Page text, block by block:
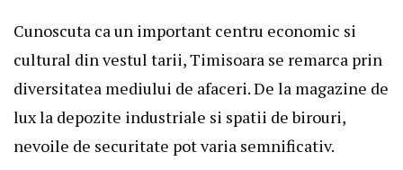
Cunoscuta ca un important centru economic si
cultural din vestul tarii, Timisoara se remarca prin
diversitatea mediului de afaceri. De la magazine de
lux la depozite industriale si spatii de birouri,
nevoile de securitate pot varia semnificativ.